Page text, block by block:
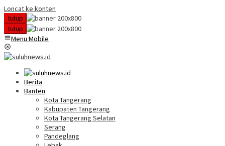
Loncat ke konten
tutup
tutup
Menu Mobile
Berita
Banten
Kota Tangerang
Kabupaten Tangerang
Kota Tangerang Selatan
Serang
Pandeglang